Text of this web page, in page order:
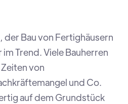
der Bau von Fertighäusern
Trend. Viele Bauherren
von
und Co.
auf dem Grundstück